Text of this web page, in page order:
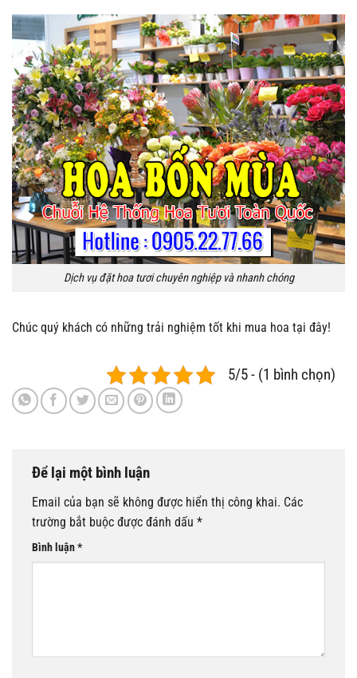
Dịch vụ đặt hoa tươi chuyên nghiệp và nhanh chóng
Chúc quý khách có những trải nghiệm tốt khi mua hoa tại đây!
5/5 - (1 bình chọn)
Để lại một bình luận
Email của bạn sẽ không được hiển thị công khai. Các
trường bắt buộc được đánh dấu *
Bình luận*